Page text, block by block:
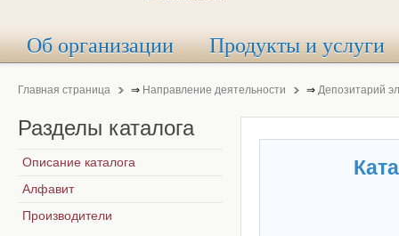
Об организации Продукты и услуги
Главная страница ⇒ Направление деятельности ⇒ Депозитарий
Разделы каталога
Описание каталога
Алфавит
Производители